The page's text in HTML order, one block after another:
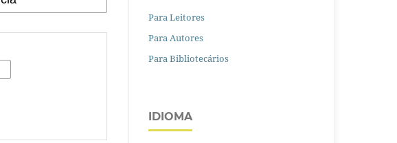
Para Leitores
Para Autores
Para Bibliotecários
IDIOMA